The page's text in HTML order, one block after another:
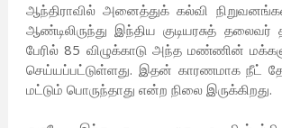
ஆந்திராவில் அனைத்துக் கல்வி
ஆண்டிலிருந்து இந்திய குடியரசுத்
பேரில் 85 விழுக்காடு அந்த மண்ணின்
செய்யப்பட்டுள்ளது. இதன் காரணமாக நீட்
மட்டும் பொருந்தாது என்ற நிலை இருக்கிறது.